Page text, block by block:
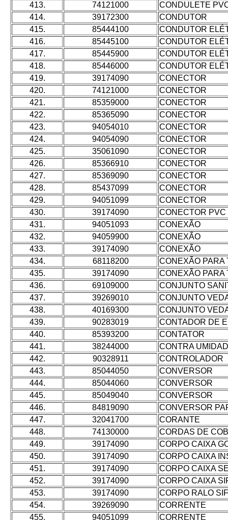
413.
74121000
CONDULETE
414.
39172300
CONDUTOR
415.
85444100
CONDUTOR
416.
85445100
CONDUTOR
417.
85445900
CONDUTOR
418.
85446000
CONDUTOR
419.
39174090
CONECTOR
420.
74121000
CONECTOR
421.
85359000
CONECTOR
422.
85365090
CONECTOR
423.
94054010
CONECTOR
424.
94054090
CONECTOR
425.
35061090
CONECTOR
426.
85366910
CONECTOR
427.
85369090
CONECTOR
428.
85437099
CONECTOR
429.
94051099
CONECTOR
430.
39174090
CONECTOR PVC
431.
94051093
CONEXÃO
432.
94059900
CONEXÃO
433.
39174090
CONEXÃO
434.
68118200
CONEXÃO PARA
435.
39174090
CONEXÃO PARA
436.
69109000
CONJUNTO
437.
39269010
CONJUNTO
438.
40169300
CONJUNTO
439.
90283019
CONTADOR DE
440.
85393200
CONTATOR
441.
38244000
CONTRA
442.
90328911
CONTROLADOR
443.
85044050
CONVERSOR
444.
85044060
CONVERSOR
445.
85049040
CONVERSOR
446.
84819090
CONVERSOR
447.
32041700
CORANTE
448.
74130000
CORDAS DE
449.
39174090
CORPO CAIXA
450.
39174090
CORPO CAIXA
451.
39174090
CORPO CAIXA
452.
39174090
CORPO CAIXA
453.
39174090
CORPO RALO
454.
39269090
CORRENTE
455.
94051099
CORRENTE